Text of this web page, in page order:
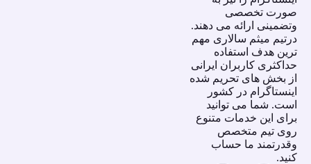
صورت تخصصى
وتضمينى ارائه مى دهند.
درتيم ميثم سالارى مهم
ترين هدف استفاده
حداكثرى كاربران ايرانى
از بخش هاى تحريم شده
اينستاگرام در كشور
است. شما مى توانيد
براى اين خدمات متنوع
روى تيم متخصص
وقدرتمند ما حساب
كنيد.